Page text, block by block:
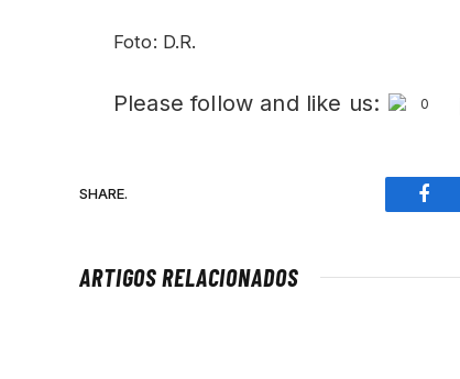
Foto: D.R.
Please follow and like us: 0
SHARE.
ARTIGOS RELACIONADOS